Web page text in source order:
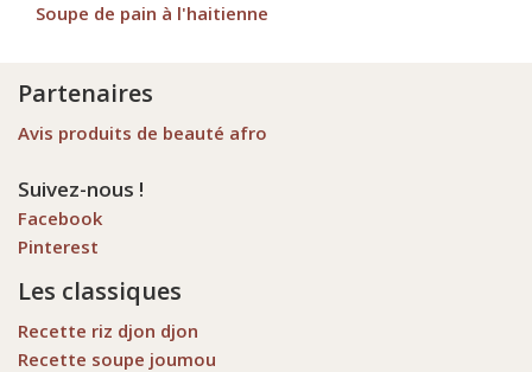
Soupe de pain à l'haitienne
Partenaires
Avis produits de beauté afro
Suivez-nous !
Facebook
Pinterest
Les classiques
Recette riz djon djon
Recette soupe joumou